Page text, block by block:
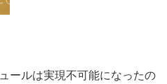
ールは実現不可能になったの